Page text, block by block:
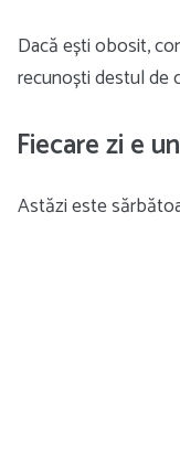
Dacă ești obosit,
recunoști destul de
Fiecare zi e
Astăzi este